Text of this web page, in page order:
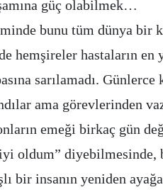
güç olabilmek…
bunu tüm dünya bir
hemşireler hastaların
sarılamadı.
ama görevlerinden
emeği birkaç gün
oldum” diyebilmesinde,
bir insanın yeniden